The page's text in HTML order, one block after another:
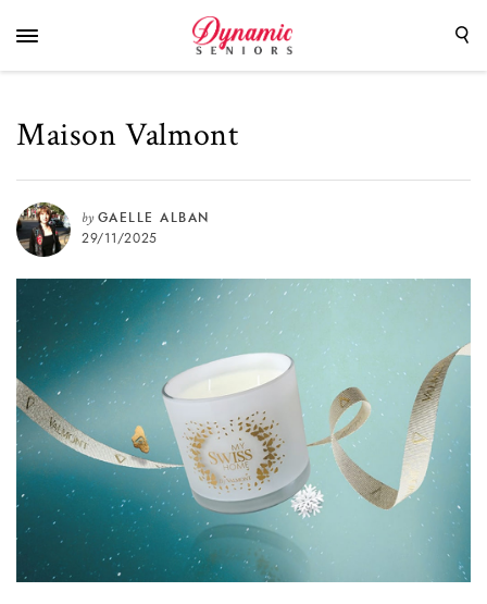
Maison Valmont
by GAELLE ALBAN
29/11/2025